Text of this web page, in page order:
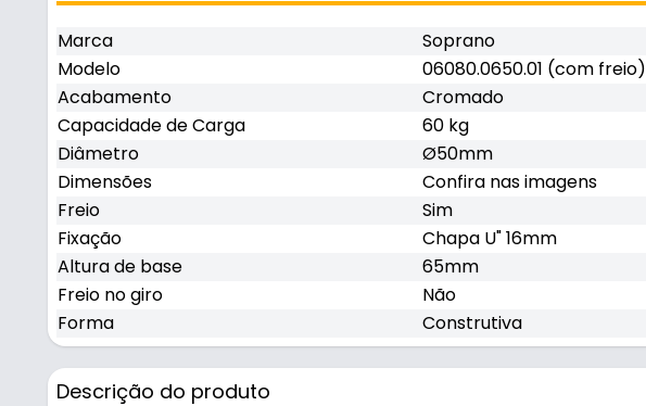
Marca
Soprano
Modelo
06080.0650.01 (com freio)
Acabamento
Cromado
Capacidade de Carga
60 kg
Diâmetro
Ø50mm
Dimensões
Confira nas imagens
Freio
Sim
Fixação
Chapa U" 16mm
Altura de base
65mm
Freio no giro
Não
Forma
Construtiva
Descrição do produto